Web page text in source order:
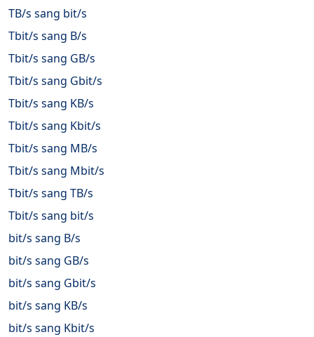
TB/s sang bit/s
Tbit/s sang B/s
Tbit/s sang GB/s
Tbit/s sang Gbit/s
Tbit/s sang KB/s
Tbit/s sang Kbit/s
Tbit/s sang MB/s
Tbit/s sang Mbit/s
Tbit/s sang TB/s
Tbit/s sang bit/s
bit/s sang B/s
bit/s sang GB/s
bit/s sang Gbit/s
bit/s sang KB/s
bit/s sang Kbit/s